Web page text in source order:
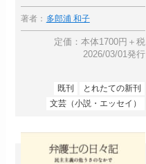
著者： 多郎浦 和子
定価：本体1700円＋税
2026/03/01発行
既刊
とれたての新刊
文芸（小説・エッセイ）